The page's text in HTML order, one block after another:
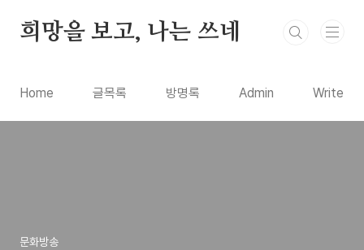
희망을 보고, 나는 쓰네
Home 글목록 방명록 Admin Write
문화방송